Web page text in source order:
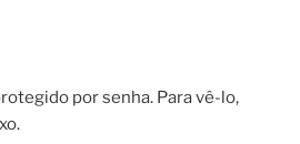
por senha. Para vê-lo,